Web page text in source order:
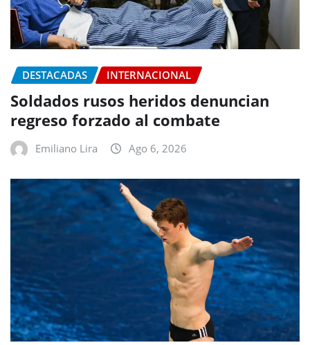
DESTACADAS INTERNACIONAL
Soldados rusos heridos denuncian
regreso forzado al combate
Emiliano Lira Ago 6, 2026